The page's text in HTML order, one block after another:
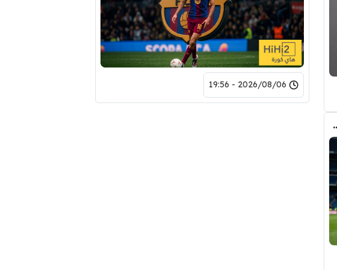
2026/08/06 - 19:56
بعد انهيار صفقة رودري